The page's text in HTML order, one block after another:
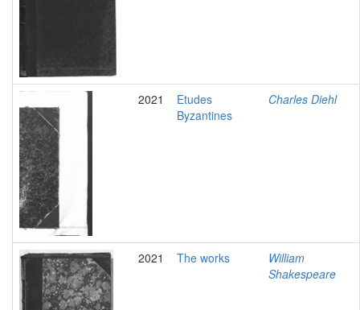
2021
Etudes
Byzantines
Charles Diehl
2021 The works
William
Shakespeare